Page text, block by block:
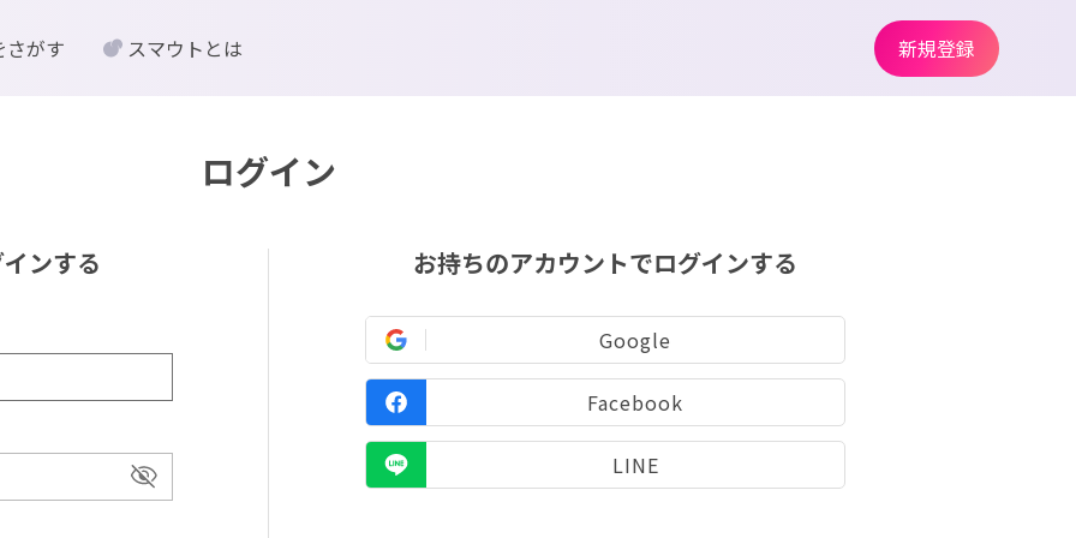
ログイン
ンする お持ちのアカウントでログインする
Google
Facebook
LINE
さがす スマウトとは 新規登録